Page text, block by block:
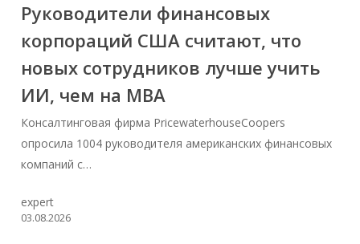
Руководители финансовых
корпораций США считают, что
новых сотрудников лучше учить
ИИ, чем на МВА
Консалтинговая фирма PricewaterhouseCoopers
опросила 1004 руководителя американских финансовых
компаний с…
expert
03.08.2026